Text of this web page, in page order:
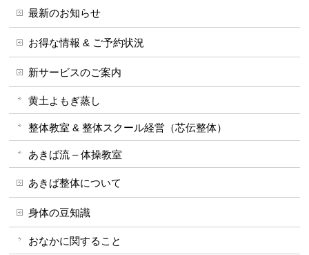
最新のお知らせ
お得な情報 & ご予約状況
新サービスのご案内
黄土よもぎ蒸し
整体教室 & 整体スクール経営（芯伝整体）
あきば流 – 体操教室
あきば整体について
身体の豆知識
おなかに関すること